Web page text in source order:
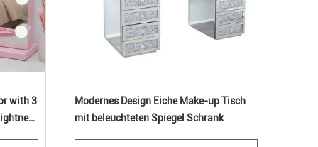
with 3
Modernes Design Eiche Make-up Tisch
mit beleuchteten Spiegel Schrank